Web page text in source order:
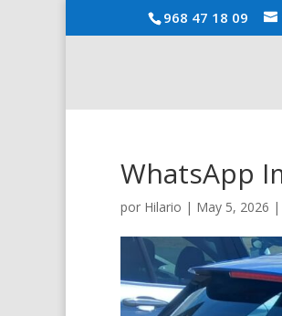
968 47 18 09
WhatsApp
por Hilario | May 5, 2026 |